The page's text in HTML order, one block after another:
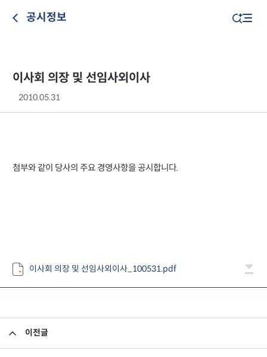
공시정보
이사회 의장 및 선임사외이사
2010.05.31
첨부와 같이 당사의 주요 경영사항을 공시합니다.
이사회 의장 및 선임사외이사_100531.pdf
이전글